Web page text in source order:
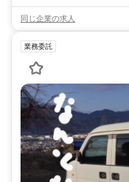
同じ企業の求人
業務委託